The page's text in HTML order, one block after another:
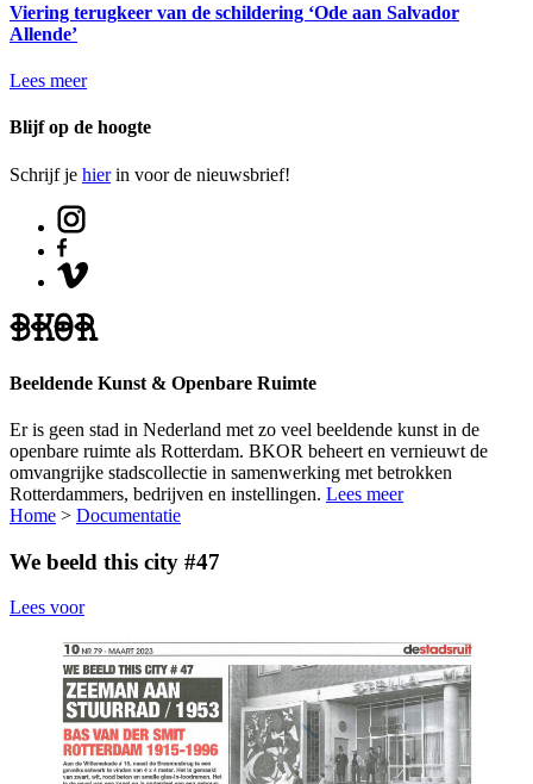
Viering terugkeer van de schildering ‘Ode aan Salvador
Allende’
Lees meer
Blijf op de hoogte
Schrijf je hierin voor de nieuwsbrief!
Beeldende Kunst & Openbare Ruimte
Er is geen stad in Nederland met zo veel beeldende kunst in de
openbare ruimte als Rotterdam. BKOR beheert en vernieuwt de
omvangrijke stadscollectie in samenwerking met betrokken
Rotterdammers, bedrijven en instellingen. Lees meer
Home > Documentatie
We beeld this city #47
Lees voor